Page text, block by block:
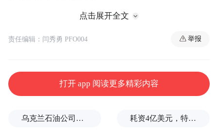
终南山自魏晋以来即是中国隐逸文化的核心
地标，“天下修行，终南为冠”。历代不乏修
化”，至今仍有许多隐修者在简陋茅棚中静
修，是当代中国山林修行传统最鲜活的遗
点击展开全文
责任编辑：闫秀勇 PFO004 举报
打开 app 阅读更多精彩内容
乌克兰石油公司设施遭遇大规模袭击 耗资4亿美元，特朗普的白宫宴会厅修建项目被叫停